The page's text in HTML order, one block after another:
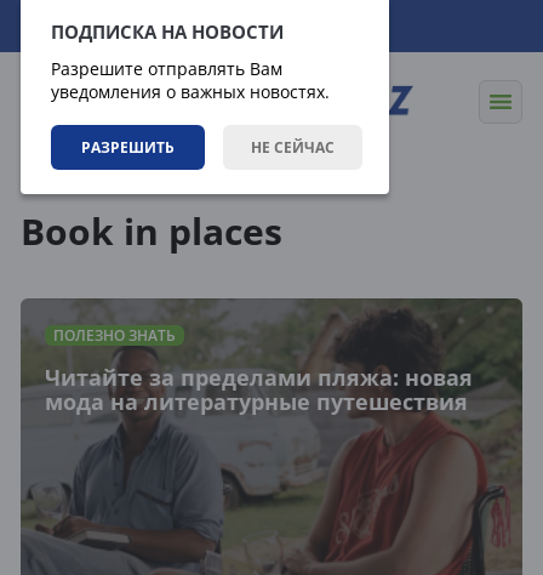
ПОДПИСКА НА НОВОСТИ
Разрешите отправлять Вам
уведомления о важных новостях.
РАЗРЕШИТЬ НЕ СЕЙЧАС
07.08.2026 11:41:55
Book in places
ПОЛЕЗНО ЗНАТЬ
Читайте за пределами пляжа: новая
мода на литературные путешествия